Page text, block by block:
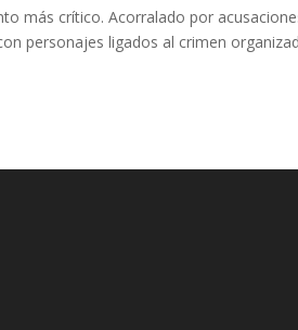
más crítico. Acorralado por
personajes ligados al crimen